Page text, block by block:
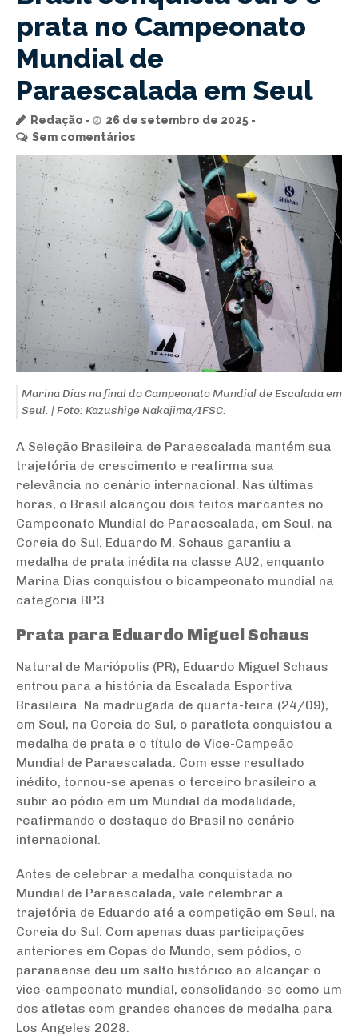
prata no Campeonato
Mundial de
Paraescalada em Seul
Redação
26 de setembro de 2025
Sem comentários
Marina Dias na final do Campeonato Mundial de Escalada em
Seul. | Foto: Kazushige Nakajima/IFSC.
A Seleção Brasileira de Paraescalada mantém sua
trajetória de crescimento e reafirma sua
relevância no cenário internacional. Nas últimas
horas, o Brasil alcançou dois feitos marcantes no
Campeonato Mundial de Paraescalada, em Seul, na
Coreia do Sul. Eduardo M. Schaus garantiu a
medalha de prata inédita na classe AU2, enquanto
Marina Dias conquistou o bicampeonato mundial na
categoria RP3.
Prata para Eduardo Miguel Schaus
Natural de Mariópolis (PR), Eduardo Miguel Schaus
entrou para a história da Escalada Esportiva
Brasileira. Na madrugada de quarta-feira (24/09),
em Seul, na Coreia do Sul, o paratleta conquistou a
medalha de prata e o título de Vice-Campeão
Mundial de Paraescalada. Com esse resultado
inédito, tornou-se apenas o terceiro brasileiro a
subir ao pódio em um Mundial da modalidade,
reafirmando o destaque do Brasil no cenário
internacional.
Antes de celebrar a medalha conquistada no
Mundial de Paraescalada, vale relembrar a
trajetória de Eduardo até a competição em Seul, na
Coreia do Sul. Com apenas duas participações
anteriores em Copas do Mundo, sem pódios, o
paranaense deu um salto histórico ao alcançar o
vice-campeonato mundial, consolidando-se como um
dos atletas com grandes chances de medalha para
Los Angeles 2028.